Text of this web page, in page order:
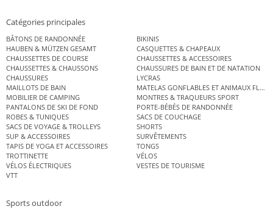
Catégories principales
BÂTONS DE RANDONNÉE
BIKINIS
HAUBEN & MÜTZEN GESAMT
CASQUETTES & CHAPEAUX
CHAUSSETTES DE COURSE
CHAUSSETTES & ACCESSOIRES
CHAUSSETTES & CHAUSSONS
CHAUSSURES DE BAIN ET DE NATATION
CHAUSSURES
LYCRAS
MAILLOTS DE BAIN
MATELAS GONFLABLES ET ANIMAUX
MOBILIER DE CAMPING
MONTRES & TRAQUEURS SPORT
PANTALONS DE SKI DE FOND
PORTE-BÉBÉS DE RANDONNÉE
ROBES & TUNIQUES
SACS DE COUCHAGE
SACS DE VOYAGE & TROLLEYS
SHORTS
SUP & ACCESSOIRES
SURVÊTEMENTS
TAPIS DE YOGA ET ACCESSOIRES
TONGS
TROTTINETTE
VÉLOS
VÉLOS ÉLECTRIQUES
VESTES DE TOURISME
VTT
Sports outdoor